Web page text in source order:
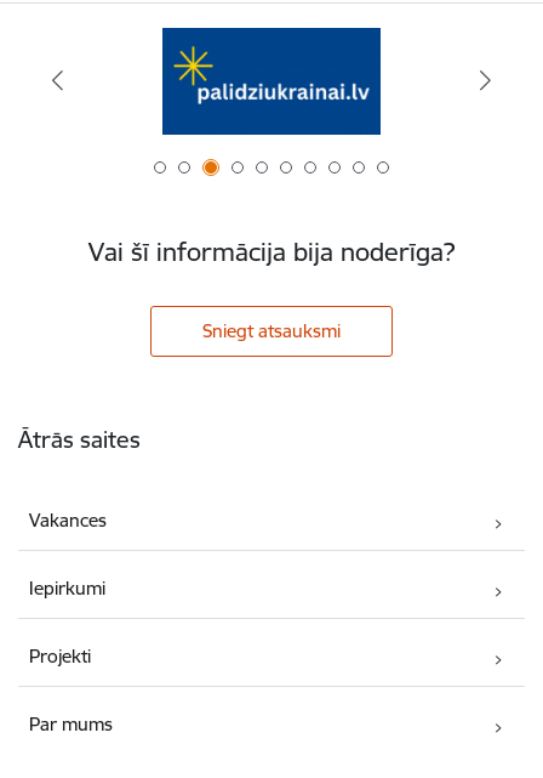
Vai šī informācija bija noderīga?
Sniegt atsauksmi
Ātrās saites
Vakances
Iepirkumi
Projekti
Par mums